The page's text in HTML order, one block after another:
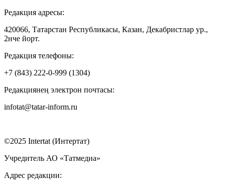
Редакция адресы:
420066, Татарстан Республикасы, Казан, Декабристлар ур.,
2нче йорт.
Редакция телефоны:
+7 (843) 222-0-999 (1304)
Редакциянең электрон почтасы:
infotat@tatar-inform.ru
©2025 Intertat (Интертат)
Учредитель АО «Татмедиа»
Адрес редакции: